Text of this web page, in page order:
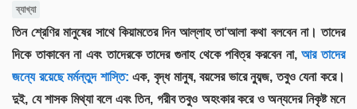
ব্যাখ্যা
তিন শ্রেণির মানুষের সাথে কিয়ামতের দিন আল্লাহ তা‘আলা কথা বলবেন না। তাদের
দিকে তাকাবেন না এবং তাদেরকে তাদের গুনাহ থেকে পবিত্র করবেন না,আর তাদের
জন্যে রয়েছে মর্মন্তুদ শাস্তি: এক, বৃদ্ধ মানুষ, বয়সের ভারে ন্যুব্জ, তবুও যেনা করে।
দুই, যে শাসক মিথ্যা বলে এবং তিন, গরীব তবুও অহংকার করে ও অন্যদের নিকৃষ্ট মনে